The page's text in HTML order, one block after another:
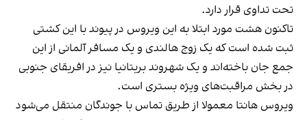
تحت تداوی قرار دارد.
تاکنون هشت مورد ابتلا به این ویروس در پیوند با این کشتی
ثبت شده است که یک زوج هالندی و یک مسافر آلمانی از این
جمع جان باخته‌اند و یک شهروند بریتانیا نیز در افریقای جنوبی
در بخش مراقبت‌های ویژه بستری است.
ویروس هانتا معمولا از طریق تماس با جوندگان منتقل می‌شود